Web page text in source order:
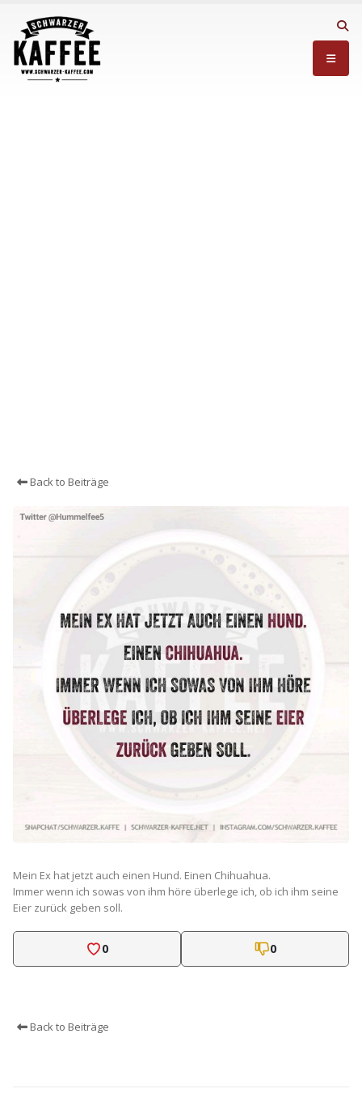
Back to Beiträge
Mein Ex hat jetzt auch einen Hund. Einen Chihuahua.
Immer wenn ich sowas von ihm höre überlege ich, ob ich ihm seine
Eier zurück geben soll.
0 0
Back to Beiträge